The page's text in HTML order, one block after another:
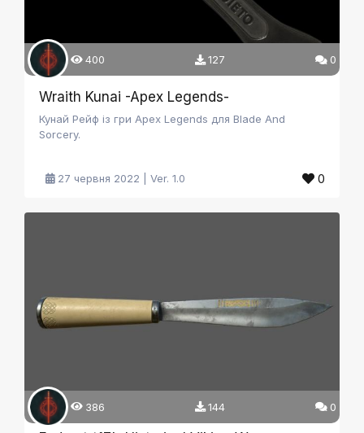
400 127 0
Wraith Kunai -Apex Legends-
Кунай Рейф із гри Apex Legends для Blade And
Sorcery.
27 червня 2022 | Ver. 1.0 0
386 144 0